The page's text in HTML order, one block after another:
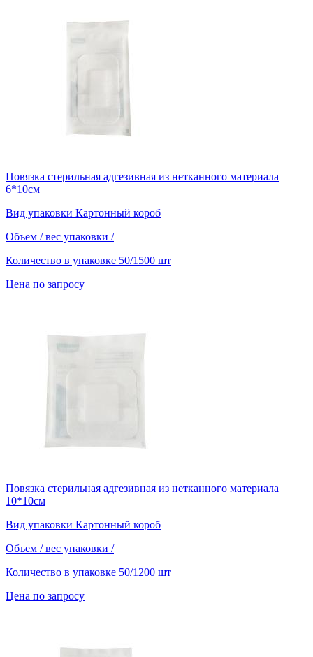
Повязка стерильная адгезивная из нетканного материала
6*10см
Вид упаковки Картонный короб
Объем / вес упаковки /
Количество в упаковке 50/1500 шт
Цена по запросу
Повязка стерильная адгезивная из нетканного материала
10*10см
Вид упаковки Картонный короб
Объем / вес упаковки /
Количество в упаковке 50/1200 шт
Цена по запросу